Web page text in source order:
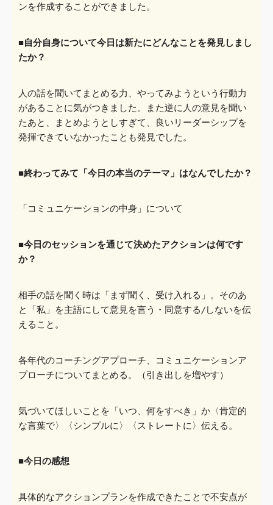
ンを作成することができました。
■自分自身について今日は新たにどんなことを発見しまし
たか？
人の話を聞いてまとめる力、やってみようという行動力
があることに気がつきました。また逆に人の意見を聞い
たあと、まとめようとしすぎて、良いリーダーシップを
発揮できていなかったことも発見でした。
■終わってみて「今日の本当のテーマ」はなんでしたか？
「コミュニケーションの中身」について
■今日のセッションを通じて決めたアクションは何です
か？
相手の話を聞く時は「まず聞く、受け入れる」。そのあ
と「私」を主語にして意見を言う・同意する/しないを伝
えること。
各年代のコーチングアプローチ、コミュニケーションア
プローチについてまとめる。（引き出しを増やす）
気づいてほしいことを「いつ、何をすべき」か〈肯定的
な言葉で〉 〈シンプルに〉 〈ストレートに〉 伝える。
■今日の感想
具体的なアクションプランを作成できたことで不安点が